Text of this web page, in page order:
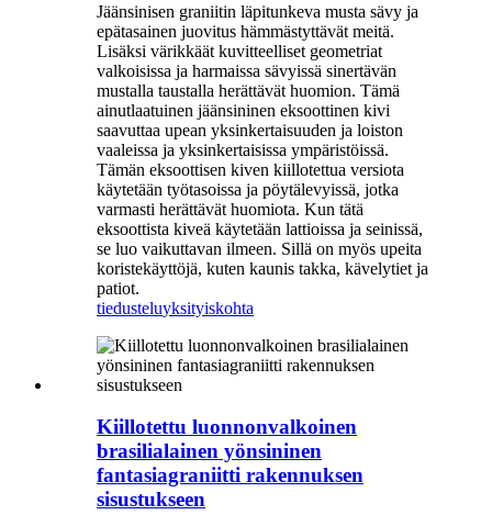
Jäänsinisen graniitin läpitunkeva musta sävy ja
epätasainen juovitus hämmästyttävät meitä.
Lisäksi värikkäät kuvitteelliset geometriat
valkoisissa ja harmaissa sävyissä sinertävän
mustalla taustalla herättävät huomion. Tämä
ainutlaatuinen jäänsininen eksoottinen kivi
saavuttaa upean yksinkertaisuuden ja loiston
vaaleissa ja yksinkertaisissa ympäristöissä.
Tämän eksoottisen kiven kiillotettua versiota
käytetään työtasoissa ja pöytälevyissä, jotka
varmasti herättävät huomiota. Kun tätä
eksoottista kiveä käytetään lattioissa ja seinissä,
se luo vaikuttavan ilmeen. Sillä on myös upeita
koristekäyttöjä, kuten kaunis takka, kävelytiet ja
patiot.
tiedusteluyksityiskohta
Kiillotettu luonnonvalkoinen
brasilialainen yönsininen
fantasiagraniitti rakennuksen
sisustukseen